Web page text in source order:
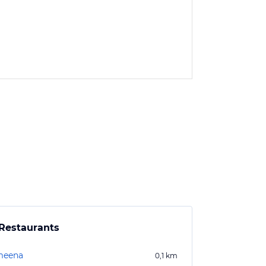
0,1 km